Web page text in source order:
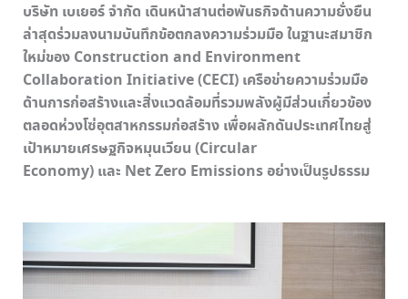
บริษัท เบเยอร์ จำกัด เดินหน้าสานต่อพันธกิจด้านความยั่งยืน
ล่าสุดร่วมลงนามบันทึกข้อตกลงความร่วมมือ ในฐานะสมาชิก
ใหม่ของ Construction and Environment
Collaboration Initiative (CECI) เครือข่ายความร่วมมือ
ด้านการก่อสร้างและสิ่งแวดล้อมที่รวมพลังผู้มีส่วนเกี่ยวข้อง
ตลอดห่วงโซ่อุตสาหกรรมก่อสร้าง เพื่อผลักดันประเทศไทยสู่
เป้าหมายเศรษฐกิจหมุนเวียน (Circular
Economy) และ Net Zero Emissions อย่างเป็นรูปธรรม